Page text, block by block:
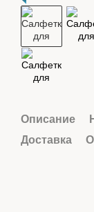
Описание
Доставка